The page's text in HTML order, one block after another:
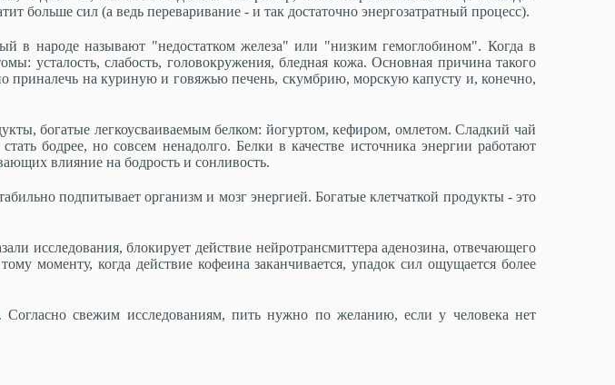
больше сил (а ведь переваривание - и так достаточно энергозатратный процесс).
в народе называют "недостатком железа" или "низким гемоглобином". Когда в
усталость, слабость, головокружения, бледная кожа. Основная причина такого
приналечь на куриную и говяжью печень, скумбрию, морскую капусту и, конечно,
богатые легкоусваиваемым белком: йогуртом, кефиром, омлетом. Сладкий чай
бодрее, но совсем ненадолго. Белки в качестве источника энергии работают
влияние на бодрость и сонливость.
подпитывает организм и мозг энергией. Богатые клетчаткой продукты - это
исследования, блокирует действие нейротрансмиттера аденозина, отвечающего
моменту, когда действие кофеина заканчивается, упадок сил ощущается более
Согласно свежим исследованиям, пить нужно по желанию, если у человека нет